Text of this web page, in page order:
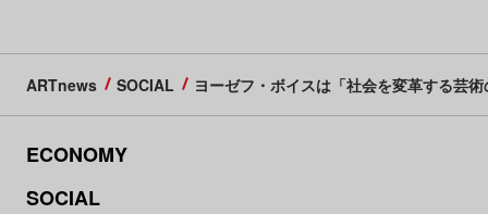
ARTnews SOCIAL ヨーゼフ・ボイスは「社会を変革する芸
ECONOMY
SOCIAL